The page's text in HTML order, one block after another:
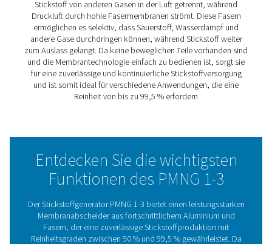
Der PMNG wurde für Einfachheit, Langlebigkeit und
Benutzerfreundlichkeit entwickelt und ist eine der
benutzerfreundlichsten Optionen auf dem Markt. Er ist
integrierten Vorfiltern und Steuerungen in einer
Haube ausgestattet, sodass zur Stickstofferzeugung nur
trockene Druckluft benötigt wird. Die Inbetriebnahme
Stickstoffqualität unter allen Durchflussbedingungen.
Unser intuitives Design ermöglicht eine einfache
nur einer Schraube. Der optionale batteriebetriebene
Reinheitsüberwachung, während das Economiser-
beiträgt, die Betriebskosten zu senken und den
Druckluft- und Stickstoffsystemen zu reduzieren. Diese